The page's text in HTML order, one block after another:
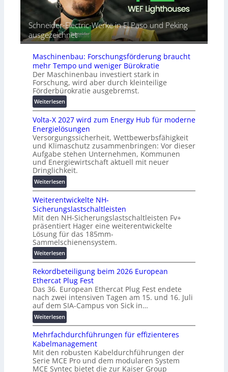
m
a
t
i
i
e
r
u
n
g
s
l
ö
s
u
n
g
e
n
r
i
h
e
t
G
e
r
ä
e
s
c
h
u
t
z
u
n
d
d
i
g
i
t
a
l
e
T
r
a
n
s
p
a
r
e
n
z
Schneider-Electric-Werke in El Paso und Peking
ausgezeichnet
Maschinenbau: Forschungsförderung braucht
mehr Tempo und weniger Bürokratie
Der Maschinenbau investiert stark in
Forschung, wird aber durch kleinteilige
Förderbürokratie ausgebremst.
Weiterlesen:
M
a
s
c
h
i
n
e
n
b
a
u
:
F
o
r
s
h
u
n
g
s
f
r
d
e
r
Volta-X 2027 wird zum Energy Hub für moderne
Energielösungen
Versorgungssicherheit, Wettbewerbsfähigkeit
und Klimaschutz zusammenbringen: Vor dieser
Aufgabe stehen Unternehmen, Kommunen
und Energiewirtschaft aktuell mit neuer
Dringlichkeit.
Weiterlesen:
V
o
l
t
a
-
X
2
0
2
7
w
i
r
d
z
u
m
E
n
Weiterentwickelte NH-
Sicherungslastschaltleisten
Mit den NH-Sicherungslastschaltleisten Fv+
präsentiert Hager eine weiterentwickelte
Lösung für das 185mm-
Sammelschienensystem.
Weiterlesen:
W
e
i
t
e
r
e
n
t
w
i
c
Rekordbeteiligung beim 2026 European
Ethercat Plug Fest
Das 36. European Ethercat Plug Fest endete
nach zwei intensiven Tagen am 15. und 16. Juli
auf dem SIA-Campus von Sick in…
Weiterlesen:
R
e
k
o
r
Mehrfachdurchführungen für effizienteres
Kabelmanagement
Mit den robusten Kabeldurchführungen der
Serie MCE Pro und dem modularen System
MCE Syntec bietet die zur Kaiser Group